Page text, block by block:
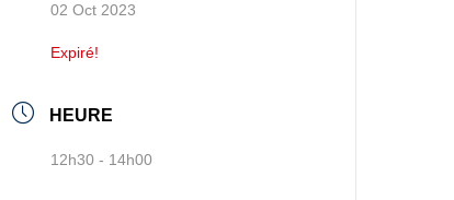
02 Oct 2023
Expiré!
HEURE
12h30 - 14h00